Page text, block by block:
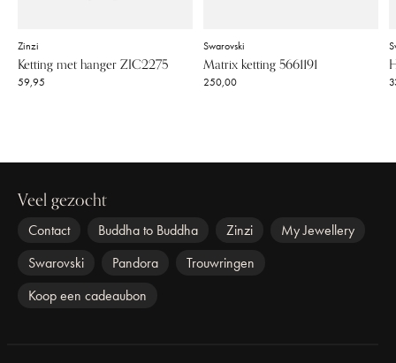
Zinzi
Ketting met hanger ZIC2275
59,95
Swarovski
Matrix ketting 5661191
250,00
Veel gezocht
Contact Buddha to Buddha Zinzi
My Jewellery
Swarovski
Pandora
Trouwringen
Koop een cadeaubon